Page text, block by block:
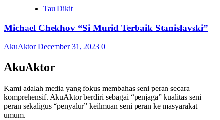
Tau Dikit
Michael Chekhov “Si Murid Terbaik Stanislavski”
AkuAktorDecember 31, 2023 0
AkuAktor
Kami adalah media yang fokus membahas seni peran secara
komprehensif. AkuAktor berdiri sebagai “penjaga” kualitas seni
peran sekaligus “penyalur” keilmuan seni peran ke masyarakat
umum.